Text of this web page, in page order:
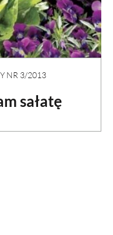
NR 3/2013
sałatę